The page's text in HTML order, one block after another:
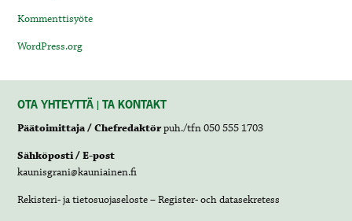
Kommenttisyöte
WordPress.org
OTA YHTEYTTÄ | TA KONTAKT
Päätoimittaja / Chefredaktörpuh./tfn 050 555 1703
Sähköposti / E-post
kaunisgrani@kauniainen.fi
Rekisteri- ja tietosuojaseloste – Register- och datasekretess